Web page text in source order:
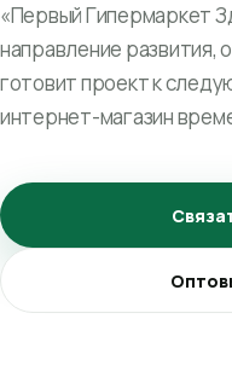
«Первый Гипермаркет
направление развития,
готовит проект к
интернет-магазин